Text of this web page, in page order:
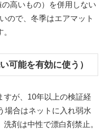
高いもの）を併用しない
ので、冬季はエアマット
可能を有効に使う）
すが、10年以上の検証経
場合はネットに入れ弱水
剤は中性で漂白剤禁止。